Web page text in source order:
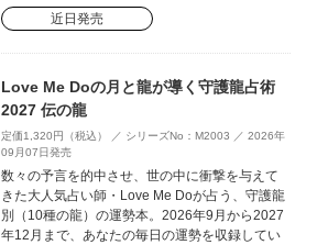
近日発売
Love Me Doの月と龍が導く守護龍占術
2027 伝の龍
定価1,320円（税込） ／ シリーズNo：M2003 ／ 2026年
09月07日発売
数々の予言を的中させ、世の中に衝撃を与えて
きた大人気占い師・Love Me Doが占う、守護龍
別（10種の龍）の運勢本。2026年9月から2027
年12月まで、あなたの毎日の運勢を収録してい